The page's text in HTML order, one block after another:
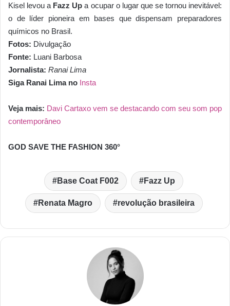
Kisel levou a Fazz Up a ocupar o lugar que se tornou inevitável:
o de líder pioneira em bases que dispensam preparadores
químicos no Brasil.
Fotos: Divulgação
Fonte: Luani Barbosa
Jornalista: Ranai Lima
Siga Ranai Lima no Insta
Veja mais: Davi Cartaxo vem se destacando com seu som pop
contemporâneo
GOD SAVE THE FASHION 360°
Base Coat F002 Fazz Up
Renata Magro revolução brasileira